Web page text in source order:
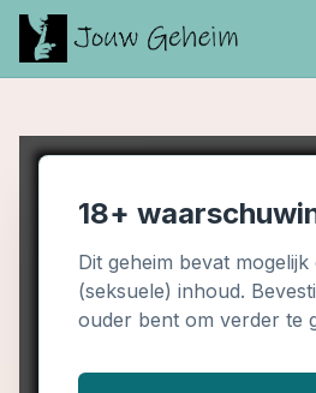
18+
Dit geheim bevat mogelijk
(seksuele) inhoud.
ouder bent om verder te